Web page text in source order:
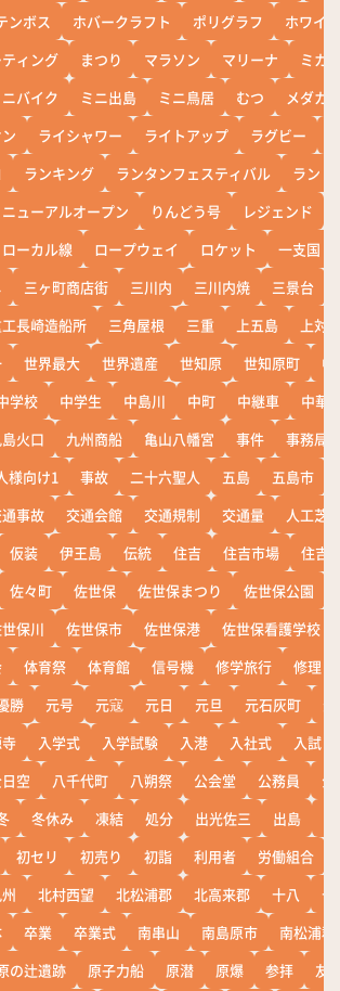
ンボス
ホバークラフト ポリグラフ
ホワイ
ィング まつり マラソン マリーナ
ミカ
ニバイク ミニ出島 ミニ鳥居 むつ
メダカ
ライシャワー ライトアップ ラグビー
ランキング ランタンフェスティバル
ランド
ニューアルオープン りんどう号 レジェンド
ローカル線 ロープウェイ ロケット
一支国
三ヶ町商店街 三川内 三川内焼 三景台
長崎造船所 三角屋根 三重 上五島
上対
世界最大 世界遺産 世知原 世知原町
中
学校 中学生 中島川 中町 中継車
中華
火口 九州商船 亀山八幡宮 事件
事務局
様向け1
事故 二十六聖人 五島 五島市
事故 交通会館 交通規制 交通量
人工芝
仮装 伊王島 伝統 住吉 住吉市場
住吉
佐々町 佐世保 佐世保まつり 佐世保公園
保川 佐世保市 佐世保港
佐世保看護学校
体育祭 体育館 信号機 修学旅行
修理
勝 元号 元寇 元日 元旦 元石灰町
入学式 入学試験 入港 入社式
入試
空 八千代町 八朔祭 公会堂 公務員
公
冬休み 凍結 処分 出光佐三 出島
初セリ 初売り 初詣 利用者 労働組合
北村西望 北松浦郡 北高来郡 十八
十
卒業 卒業式 南串山 南島原市
南松浦郡
の辻遺跡 原子力船 原潜 原爆 参拝
友